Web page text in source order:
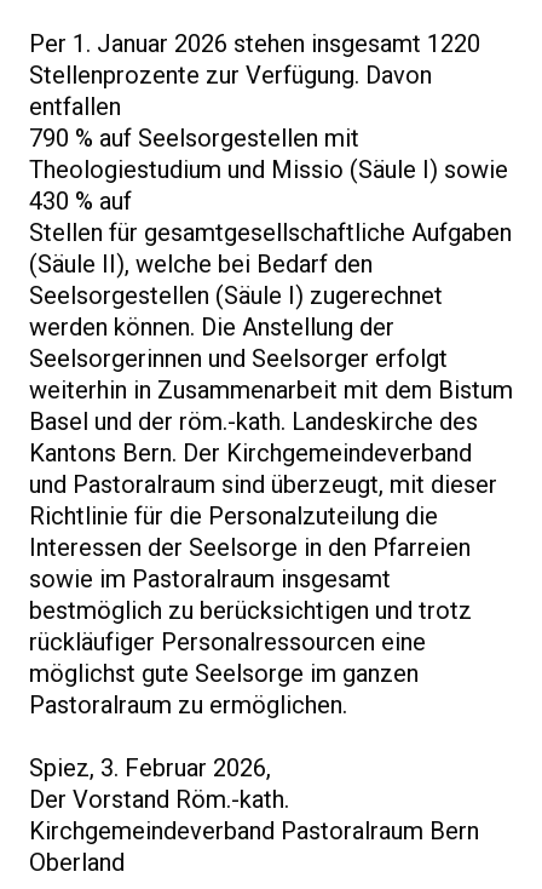
Per 1. Januar 2026 stehen insgesamt 1220
Stellenprozente zur Verfügung. Davon
entfallen
790 % auf Seelsorgestellen mit
Theologiestudium und Missio (Säule I) sowie
430 % auf
Stellen für gesamtgesellschaftliche Aufgaben
(Säule II), welche bei Bedarf den
Seelsorgestellen (Säule I) zugerechnet
werden können. Die Anstellung der
Seelsorgerinnen und Seelsorger erfolgt
weiterhin in Zusammenarbeit mit dem Bistum
Basel und der röm.-kath. Landeskirche des
Kantons Bern. Der Kirchgemeindeverband
und Pastoralraum sind überzeugt, mit dieser
Richtlinie für die Personalzuteilung die
Interessen der Seelsorge in den Pfarreien
sowie im Pastoralraum insgesamt
bestmöglich zu berücksichtigen und trotz
rückläufiger Personalressourcen eine
möglichst gute Seelsorge im ganzen
Pastoralraum zu ermöglichen.
Spiez, 3. Februar 2026,
Der Vorstand Röm.-kath.
Kirchgemeindeverband Pastoralraum Bern
Oberland